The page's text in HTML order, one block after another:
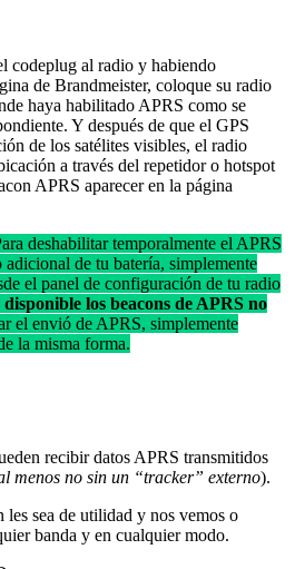
codeplug al radio y habiendo
de Brandmeister, coloque su radio
haya habilitado APRS como se
Y después de que el GPS
de los satélites visibles, el radio
a través del repetidor o hotspot
APRS aparecer en la página
deshabilitar temporalmente el APRS
de tu batería, simplemente
el panel de configuración de tu radio
los beacons de APRS no
el envió de APRS, simplemente
la misma forma.
recibir datos APRS transmitidos
menos no sin un “tracker” externo).
les sea de utilidad y nos vemos o
banda y en cualquier modo.